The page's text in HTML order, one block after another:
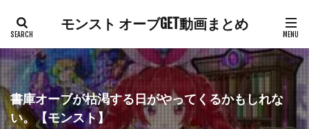
モンスト オーブGET動画まとめ
書庫オーブが枯渇する日がやってくるかもしれな
い。【モンスト】